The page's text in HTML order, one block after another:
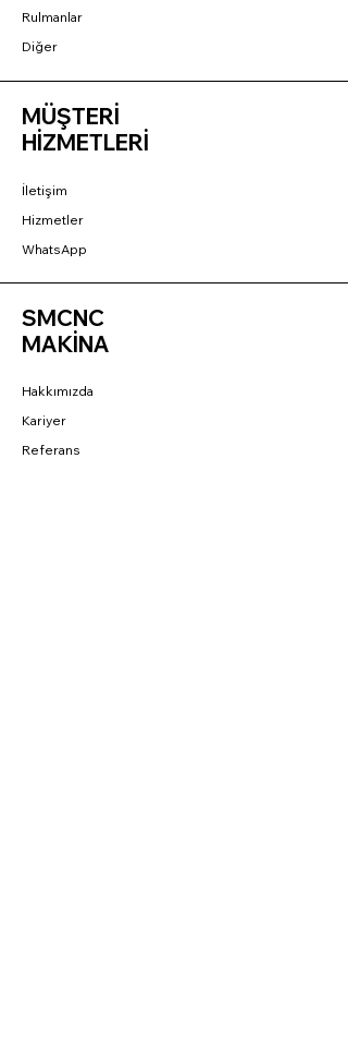
Rulmanlar
Diğer
MÜŞTERİ
HİZMETLERİ
İletişim
Hizmetler
WhatsApp
SMCNC
MAKİNA
Hakkımızda
Kariyer
Referans